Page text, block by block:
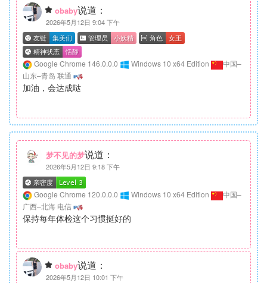
obaby说道：
2026年5月12日 9:04 下午
Google Chrome 146.0.0.0 Windows 10 x64 Edition
中国–
山东–青岛 联通
加油，会达成哒
梦不见的梦说道：
2026年5月12日 9:18 下午
Google Chrome 120.0.0.0 Windows 10 x64 Edition
中国–
广西–北海 电信
保持每年体检这个习惯挺好的
obaby说道：
2026年5月12日 10:01 下午